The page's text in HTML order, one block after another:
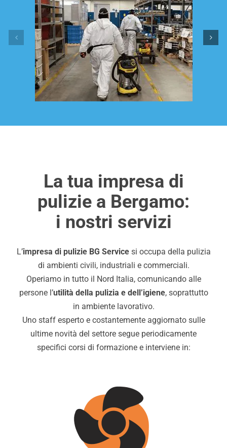
La tua impresa di
pulizie a Bergamo:
i nostri servizi
L’impresa di pulizie BG Service si occupa della pulizia
di ambienti civili, industriali e commerciali.
Operiamo in tutto il Nord Italia, comunicando alle
persone l’utilità della pulizia e dell’igiene, soprattutto
in ambiente lavorativo.
Uno staff esperto e costantemente aggiornato sulle
ultime novità del settore segue periodicamente
specifici corsi di formazione e interviene in: